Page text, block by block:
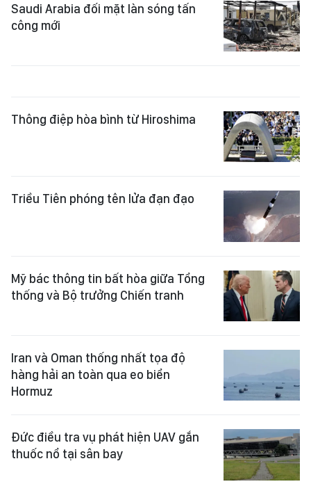
Saudi Arabia đối mặt làn sóng tấn
công mới
Thông điệp hòa bình từ Hiroshima
Triều Tiên phóng tên lửa đạn đạo
Mỹ bác thông tin bất hòa giữa Tổng
thống và Bộ trưởng Chiến tranh
Iran và Oman thống nhất tọa độ
hàng hải an toàn qua eo biển
Hormuz
Đức điều tra vụ phát hiện UAV gắn
thuốc nổ tại sân bay